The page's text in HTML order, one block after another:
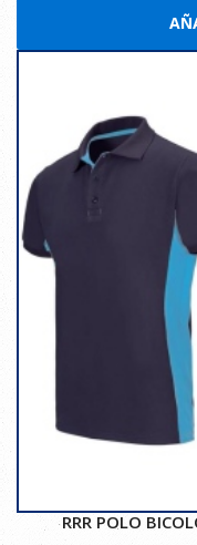
RRR POLO